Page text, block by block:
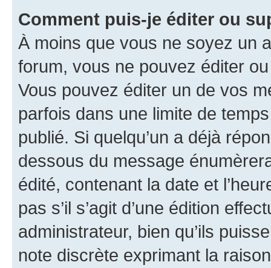
Comment puis-je éditer ou
À moins que vous ne soyez un
forum, vous ne pouvez éditer
Vous pouvez éditer un de vos
parfois dans une limite de
publié. Si quelqu’un a déjà
dessous du message
édité, contenant la date et
pas s’il s’agit d’une édition
administrateur, bien qu’ils
note discrète exprimant la